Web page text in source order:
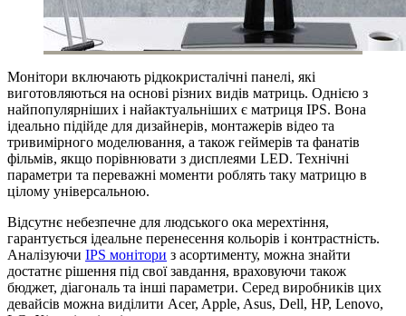
Монітори включають рідкокристалічні панелі, які
виготовляються на основі різних видів матриць. Однією з
найпопулярніших і найактуальніших є матриця IPS. Вона
ідеально підійде для дизайнерів, монтажерів відео та
тривимірного моделювання, а також геймерів та фанатів
фільмів, якщо порівнювати з дисплеями LED. Технічні
параметри та переважні моменти роблять таку матрицю в
цілому універсальною.
Відсутнє небезпечне для людського ока мерехтіння,
гарантується ідеальне перенесення кольорів і контрастність.
Аналізуючи IPS монітори з асортименту, можна знайти
достатнє рішення під свої завдання, враховуючи також
бюджет, діагональ та інші параметри. Серед виробників цих
девайсів можна виділити Acer, Apple, Asus, Dell, HP, Lenovo,